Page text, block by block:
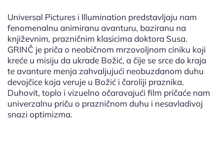
Universal Pictures i Illumination predstavljaju nam
fenomenalnu animiranu avanturu, baziranu na
književnim, prazničnim klasicima doktora Susa.
GRINČ je priča o neobičnom mrzovoljnom ciniku koji
kreće u misiju da ukrade Božić, a čije se srce do kraja
te avanture menja zahvaljujući neobuzdanom duhu
devojčice koja veruje u Božić i čaroliji praznika.
Duhovit, toplo i vizuelno očaravajući film pričaće nam
univerzalnu priču o prazničnom duhu i nesavladivoj
snazi optimizma.